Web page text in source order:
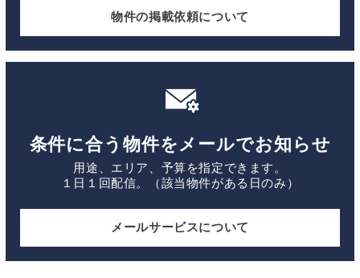
物件の掲載依頼について
条件に合う物件をメールでお知らせ
用途、エリア、予算を指定できます。
１日１回配信。（該当物件がある日のみ）
メールサービスについて